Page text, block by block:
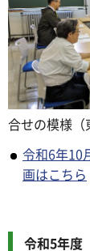
合せの模様（
令和6年10
画はこちら
令和5年度